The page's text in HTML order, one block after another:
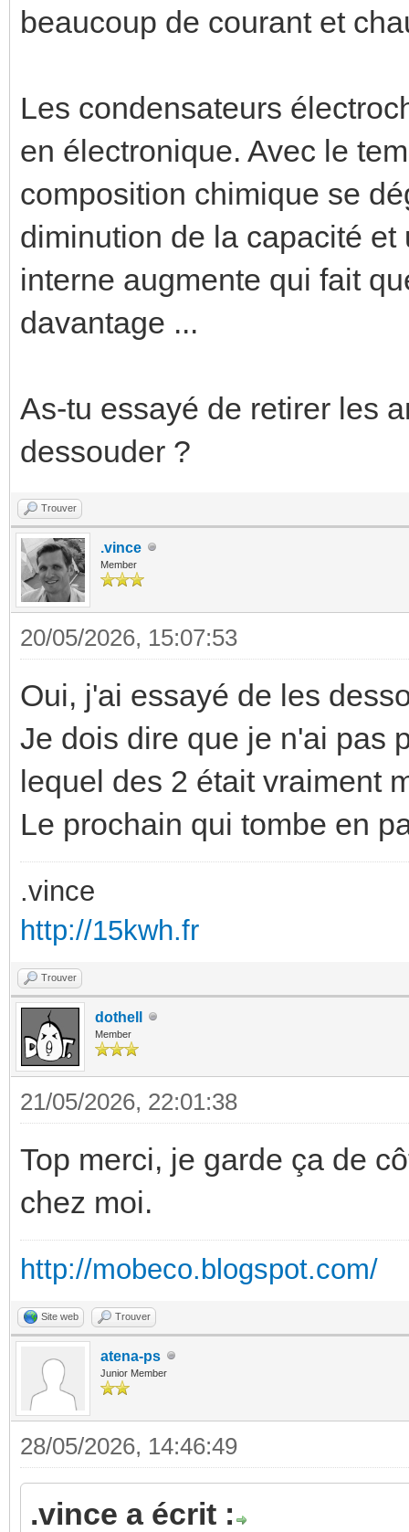
beaucoup de courant et
Les condensateurs
en électronique. Avec le
composition chimique se
diminution de la capacité
interne augmente qui fait
davantage ...
As-tu essayé de retirer les
dessouder ?
Trouver
.vince
Member
20/05/2026, 15:07:53
Oui, j'ai essayé de les
Je dois dire que je n'ai pas
lequel des 2 était vraiment
Le prochain qui tombe en
.vince
http://15kwh.fr
Trouver
dothell
Member
21/05/2026, 22:01:38
Top merci, je garde ça de
chez moi.
http://mobeco.blogspot.com/
Site web Trouver
atena-ps
Junior Member
28/05/2026, 14:46:49
.vince a écrit :